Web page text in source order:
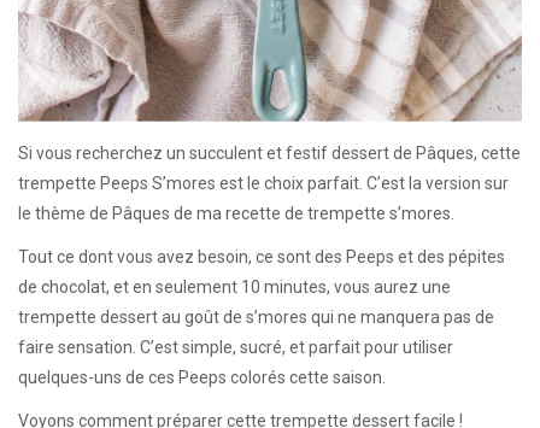
Si vous recherchez un succulent et festif dessert de Pâques, cette
trempette Peeps S’mores est le choix parfait. C’est la version sur
le thème de Pâques de ma recette de trempette s’mores.
Tout ce dont vous avez besoin, ce sont des Peeps et des pépites
de chocolat, et en seulement 10 minutes, vous aurez une
trempette dessert au goût de s’mores qui ne manquera pas de
faire sensation. C’est simple, sucré, et parfait pour utiliser
quelques-uns de ces Peeps colorés cette saison.
Voyons comment préparer cette trempette dessert facile !